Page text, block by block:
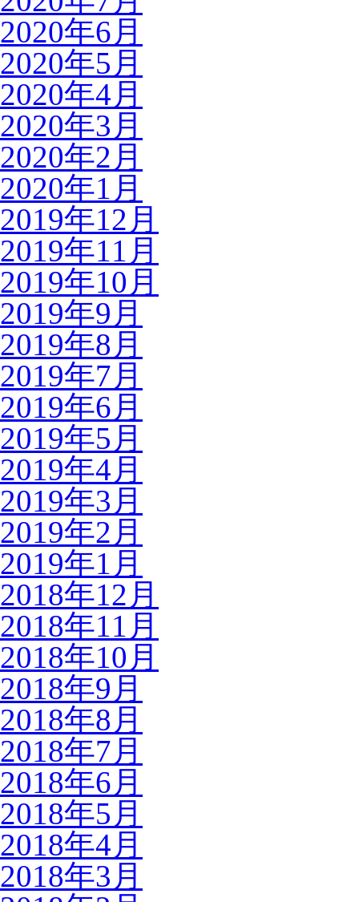
2020年6月
2020年5月
2020年4月
2020年3月
2020年2月
2020年1月
2019年12月
2019年11月
2019年10月
2019年9月
2019年8月
2019年7月
2019年6月
2019年5月
2019年4月
2019年3月
2019年2月
2019年1月
2018年12月
2018年11月
2018年10月
2018年9月
2018年8月
2018年7月
2018年6月
2018年5月
2018年4月
2018年3月